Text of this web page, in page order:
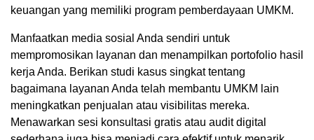
keuangan yang memiliki program pemberdayaan UMKM.
Manfaatkan media sosial Anda sendiri untuk
mempromosikan layanan dan menampilkan portofolio hasil
kerja Anda. Berikan studi kasus singkat tentang
bagaimana layanan Anda telah membantu UMKM lain
meningkatkan penjualan atau visibilitas mereka.
Menawarkan sesi konsultasi gratis atau audit digital